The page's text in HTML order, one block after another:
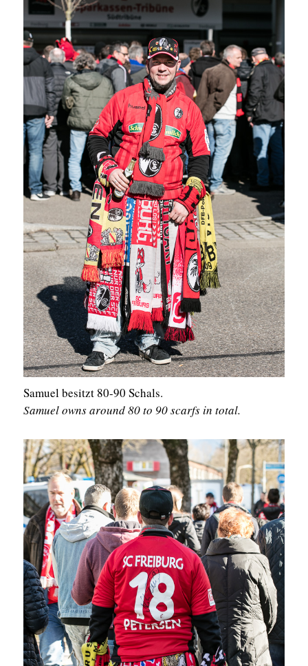
Samuel besitzt 80-90 Schals.
Samuel owns around 80 to 90 scarfs in total.